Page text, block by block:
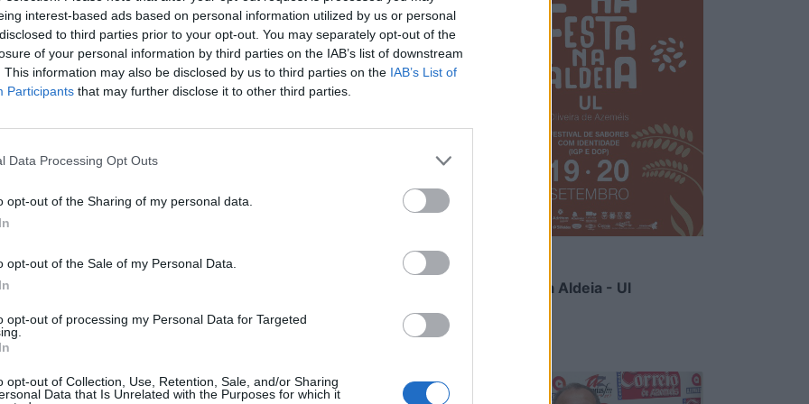
interest-based ads based on personal information utilized by us or personal
to third parties prior to your opt-out. You may separately opt-out of the
of your personal information by third parties on the IAB’s list of downstream
This information may also be disclosed by us to third parties on the IAB’s List of
Participants that may further disclose it to other third parties.
Data Processing Opt Outs
opt-out of the Sharing of my personal data.
opt-out of the Sale of my Personal Data.
opt-out of processing my Personal Data for Targeted
opt-out of Collection, Use, Retention, Sale, and/or Sharing
Data that Is Unrelated with the Purposes for which it
investimento municipal de sempre, num valor superior a 68
Sem paralelo com mandatos anteriores, sobretudo com o de
ajustes à inflação.
deste investimento fez-se com recurso a receitas
de poupança, de rigor, de boa gestão, sem aumentar o
que mais penaliza Oliveira de Azeméis continua a ser o
A opção dos últimos anos de investir fortissimamente nessa
também por isso, plenamente justificada. A ideia de que um
de infraestruturas para gerar dinâmicas económicas, sociais
sob todos os pontos de vista. Este ciclo de investimentos era
referir o que me parece evidente. Mesmo com esse nível de
todos enormes necessidades, para concluir as redes
para requalificar mais rede viária, mais escolas ou construir
Há Festa na Aldeia - Ul